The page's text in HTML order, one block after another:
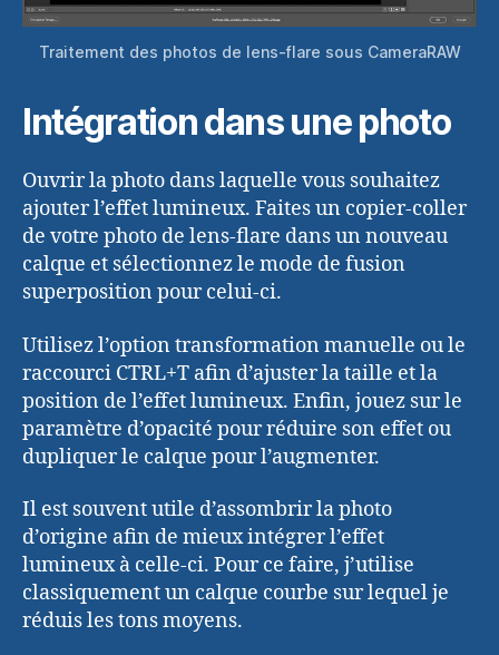
Traitement des photos de lens-flare sous CameraRAW
Intégration dans une photo
Ouvrir la photo dans laquelle vous souhaitez
ajouter l’effet lumineux. Faites un copier-coller
de votre photo de lens-flare dans un nouveau
calque et sélectionnez le mode de fusion
superposition pour celui-ci.
Utilisez l’option transformation manuelle ou le
raccourci CTRL+T afin d’ajuster la taille et la
position de l’effet lumineux. Enfin, jouez sur le
paramètre d’opacité pour réduire son effet ou
dupliquer le calque pour l’augmenter.
Il est souvent utile d’assombrir la photo
d’origine afin de mieux intégrer l’effet
lumineux à celle-ci. Pour ce faire, j’utilise
classiquement un calque courbe sur lequel je
réduis les tons moyens.